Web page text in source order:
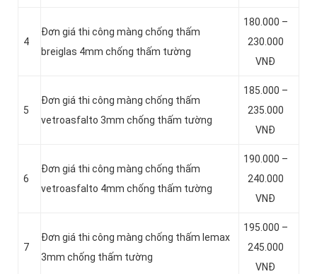
4
Đơn giá thi công màng chống thấm
breiglas 4mm chống thấm tường
180.000 –
230.000
VNĐ
5
Đơn giá thi công màng chống thấm
vetroasfalto 3mm chống thấm tường
185.000 –
235.000
VNĐ
6
Đơn giá thi công màng chống thấm
vetroasfalto 4mm chống thấm tường
190.000 –
240.000
VNĐ
7
Đơn giá thi công màng chống thấm lemax
3mm chống thấm tường
195.000 –
245.000
VNĐ